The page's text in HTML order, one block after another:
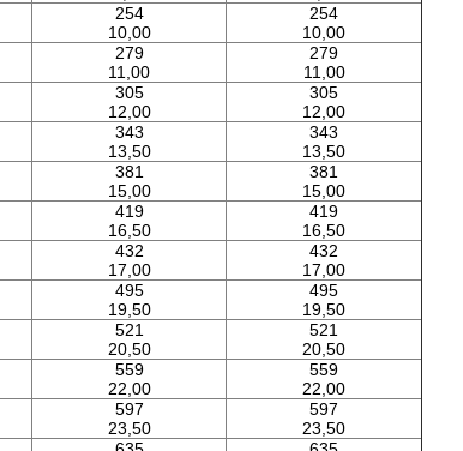
254
10,00
254
10,00
279
11,00
279
11,00
305
12,00
305
12,00
343
13,50
343
13,50
381
15,00
381
15,00
419
16,50
419
16,50
432
17,00
432
17,00
495
19,50
495
19,50
521
20,50
521
20,50
559
22,00
559
22,00
597
23,50
597
23,50